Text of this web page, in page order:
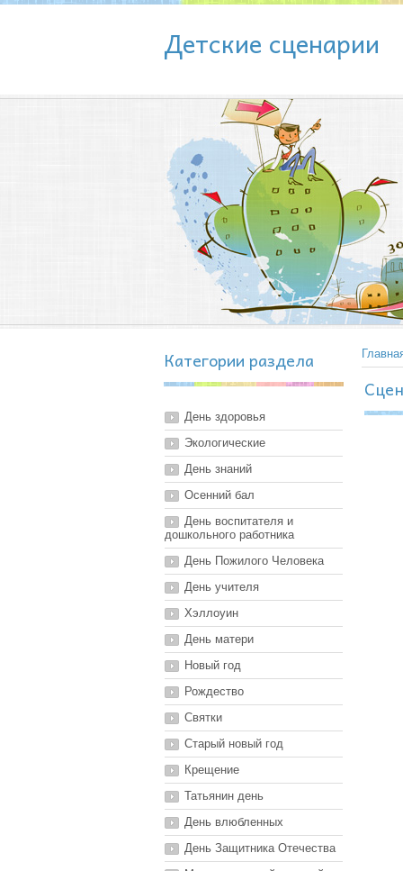
Детские сценарии
Категории раздела
День здоровья
Экологические
День знаний
Осенний бал
День воспитателя и
дошкольного работника
День Пожилого Человека
День учителя
Хэллоуин
День матери
Новый год
Рождество
Святки
Старый новый год
Крещение
Татьянин день
День влюбленных
День Защитника Отечества